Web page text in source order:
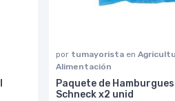
por tumayorista en
Alimentación
Paquete de
Schneck x2 unid